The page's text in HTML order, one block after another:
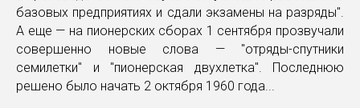
базовых предприятиях и сдали экзамены на разряды".
А еще — на пионерских сборах 1 сентября прозвучали
совершенно новые слова — "отряды-спутники
семилетки" и "пионерская двухлетка". Последнюю
решено было начать 2 октября 1960 года...